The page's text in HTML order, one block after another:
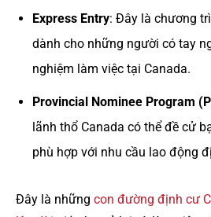
Express Entry: Đây là chương
dành cho những người có tay
nghiệm làm việc tại Canada.
Provincial Nominee Program
lãnh thổ Canada có thể đề cử
phù hợp với nhu cầu lao động
Đây là những con đường định cư